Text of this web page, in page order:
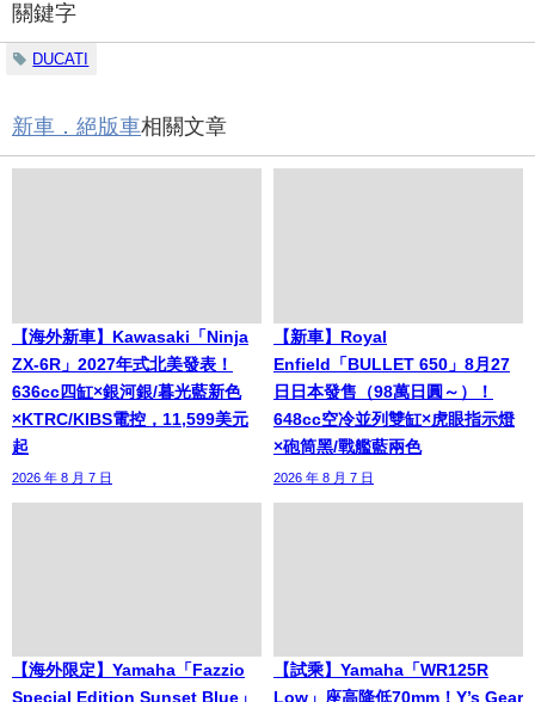
關鍵字
DUCATI
新車．絕版車相關文章
【海外新車】Kawasaki「Ninja
ZX-6R」2027年式北美發表！
636cc四缸×銀河銀/暮光藍新色
×KTRC/KIBS電控，11,599美元
起
2026 年 8 月 7 日
【新車】Royal
Enfield「BULLET 650」8月27
日日本發售（98萬日圓～）！
648cc空冷並列雙缸×虎眼指示燈
×砲筒黑/戰艦藍兩色
2026 年 8 月 7 日
【海外限定】Yamaha「Fazzio
Special Edition Sunset Blue」
【試乘】Yamaha「WR125R
Low」座高降低70mm！Y’s Gear